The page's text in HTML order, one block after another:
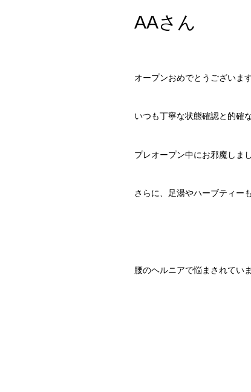
AAさん
オープンおめでとうございます
いつも丁寧な状態確認と的確
プレオープン中にお邪魔しま
さらに、足湯やハーブティー
腰のヘルニアで悩まされてい